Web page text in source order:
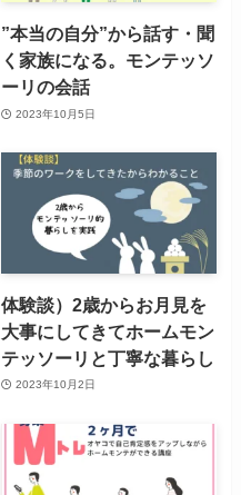
”本当の自分”から話す・聞
く家族になる。モンテッソ
ーリの会話
2023年10月5日
体験談）2歳からお月見を
大事にしてきてホームモン
テッソーリと丁寧な暮らし
2023年10月2日